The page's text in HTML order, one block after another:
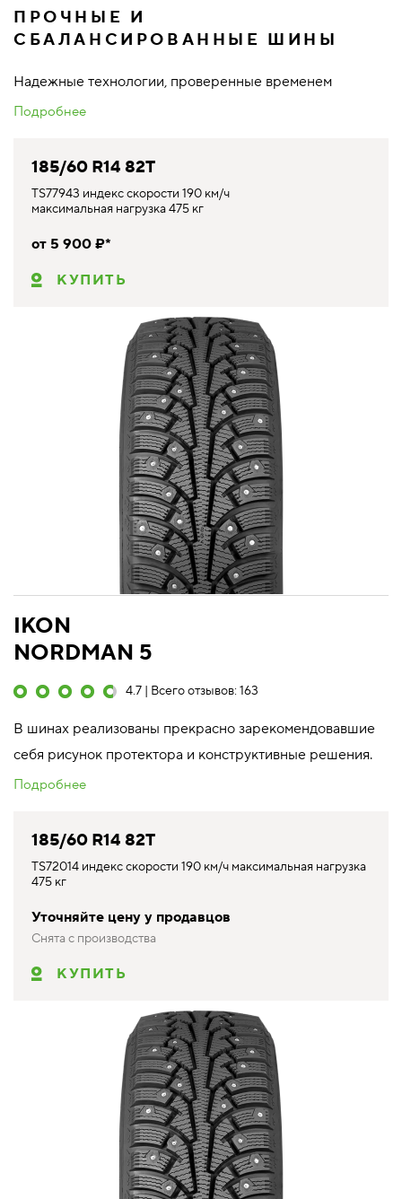
ПРОЧНЫЕ И
СБАЛАНСИРОВАННЫЕ ШИНЫ
Надежные технологии, проверенные временем
Подробнее
185/60 R14 82T
TS77943 индекс скорости 190 км/ч
максимальная нагрузка 475 кг
от 5 900 ₽*
КУПИТЬ
IKON
NORDMAN 5
4.7 | Всего отзывов: 163
В шинах реализованы прекрасно зарекомендовавшие
себя рисунок протектора и конструктивные решения.
Подробнее
185/60 R14 82T
TS72014 индекс скорости 190 км/ч максимальная нагрузка
475 кг
Уточняйте цену у продавцов
Снята с производства
КУПИТЬ